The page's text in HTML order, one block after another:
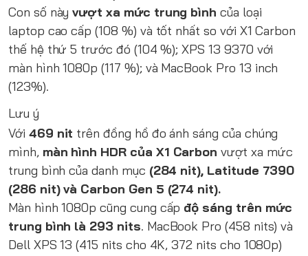
Con số nàyvượt xa mức trung bìnhcủa loại
laptop cao cấp (108 %) và tốt nhất so với X1 Carbon
thế hệ thứ 5 trước đó (104 %); XPS 13 9370 với
màn hình 1080p (117 %); và MacBook Pro 13 inch
(123%).
Lưu ý
Với 469 nit trên đồng hồ đo ánh sáng của chúng
mình, màn hình HDR của X1 Carbonvượt xa mức
trung bình của danh mục (284 nit), Latitude 7390
(286 nit) và Carbon Gen 5 (274 nit).
Màn hình 1080p cũng cung cấp độ sáng trên mức
trung bình là 293 nits. MacBook Pro (458 nits) và
Dell XPS 13 (415 nits cho 4K, 372 nits cho 1080p)